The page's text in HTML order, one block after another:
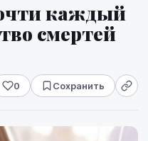
каждый
смертей
0 Сохранить